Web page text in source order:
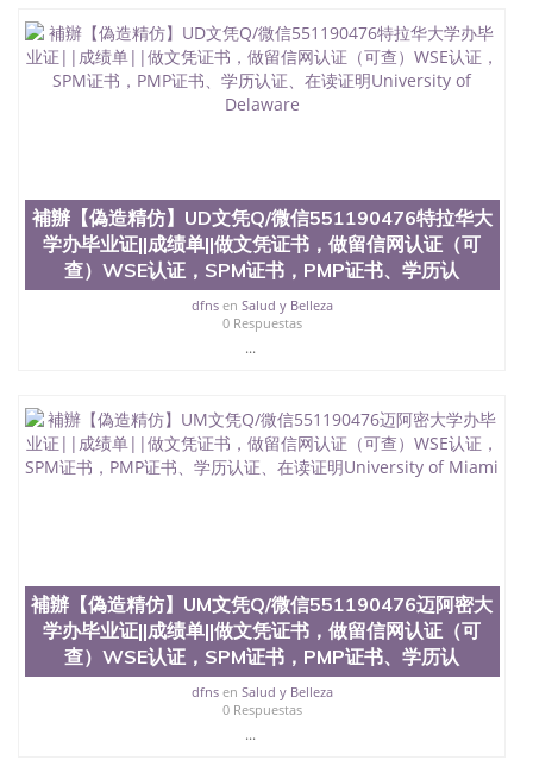
補辦【偽造精仿】UD文凭Q/微信551190476特拉华大
学办毕业证||成绩单||做文凭证书，做留信网认证（可
查）WSE认证，SPM证书，PMP证书、学历认
dfnsen Salud y Belleza
0 Respuestas
...
補辦【偽造精仿】UM文凭Q/微信551190476迈阿密大
学办毕业证||成绩单||做文凭证书，做留信网认证（可
查）WSE认证，SPM证书，PMP证书、学历认
dfnsen Salud y Belleza
0 Respuestas
...